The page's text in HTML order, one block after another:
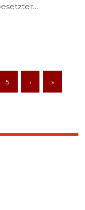
5 › »